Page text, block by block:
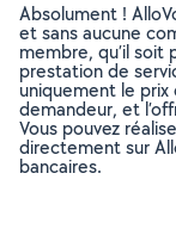
Absolument !
et sans aucune
membre, qu’il soit
prestation de
uniquement le
demandeur, et
Vous pouvez
directement sur
bancaires.